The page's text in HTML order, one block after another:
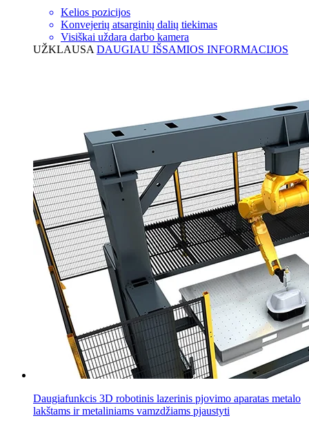
Kelios pozicijos
Konvejerių atsarginių dalių tiekimas
Visiškai uždara darbo kamera
UŽKLAUSA DAUGIAU IŠSAMIOS INFORMACIJOS
Daugiafunkcis 3D robotinis lazerinis pjovimo aparatas metalo
lakštams ir metaliniams vamzdžiams pjaustyti